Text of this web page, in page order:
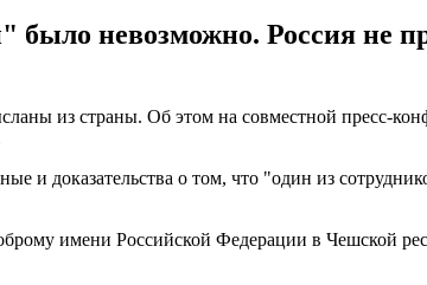
невозможно. Россия не
из страны. Об этом на совместной пресс-
и доказательства о том, что "один из
имени Российской Федерации в Чешской